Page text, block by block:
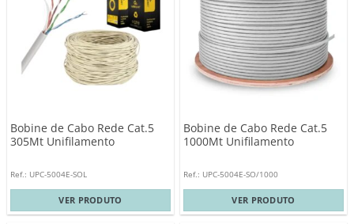
Bobine de Cabo Rede Cat.5
305Mt Unifilamento
Ref.: UPC-5004E-SOL
VER PRODUTO
Bobine de Cabo Rede Cat.5
1000Mt Unifilamento
Ref.: UPC-5004E-SO/1000
VER PRODUTO